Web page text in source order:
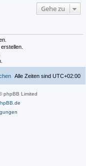
Gehe zu
Alle Zeiten sind UTC+02:00
phpBB Limited